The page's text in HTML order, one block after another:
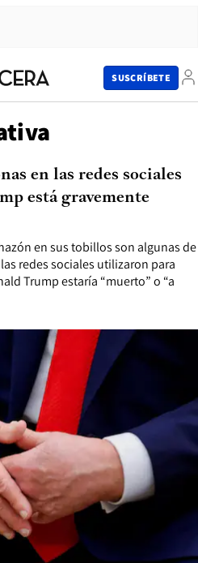
SUSCRÍBETE
en sus tobillos son algunas de
redes sociales utilizaron para
Trump estaría “muerto” o “a
en las redes sociales
está gravemente